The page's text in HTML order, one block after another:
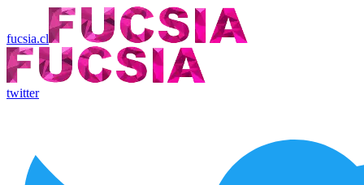
fucsia.cl
twitter